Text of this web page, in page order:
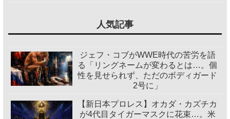
人気記事
ジェフ・コブがWWE時代の苦労を語
る「リングネームが変わるとは…。個
性を見せられず、ただのボディガード
2号に」
【新日本プロレス】オカダ・カズチカ
が4代目タイガーマスクに花束…。米